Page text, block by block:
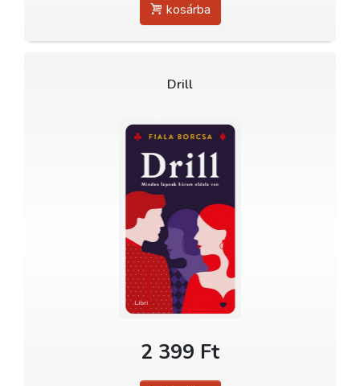
kosárba
Drill
2 399 Ft